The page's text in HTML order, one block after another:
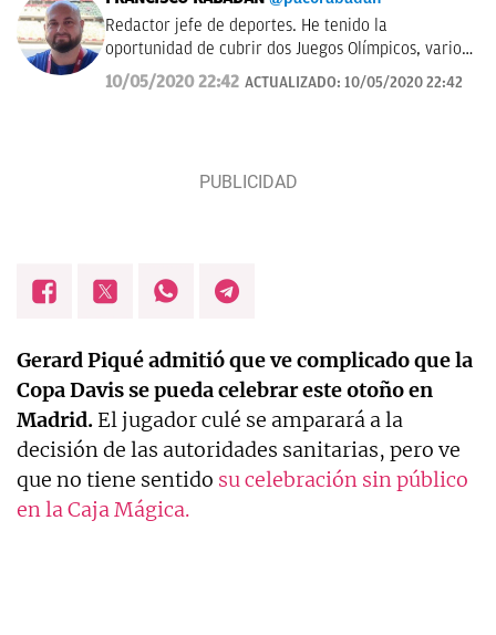
Redactor jefe de deportes. He tenido la
oportunidad de cubrir dos Juegos Olímpicos, varios
Mundiales de distintas disciplinas y algún que otro
All-Star de la NBA con los Gasol. De Córdoba y sin
10/05/2020 22:42 ACTUALIZADO: 10/05/2020 22:42
Gerard Piqué admitió que ve complicado que la
Copa Davis se pueda celebrar este otoño en
Madrid. El jugador culé se amparará a la
decisión de las autoridades sanitarias, pero ve
que no tiene sentido su celebración sin público
en la Caja Mágica.